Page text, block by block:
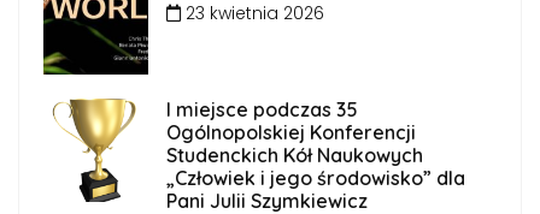
23 kwietnia 2026
I miejsce podczas 35
Ogólnopolskiej Konferencji
Studenckich Kół Naukowych
„Człowiek i jego środowisko” dla
Pani Julii Szymkiewicz